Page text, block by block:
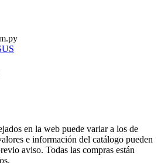
en la web puede variar a los de
e información del catálogo pueden
aviso. Todas las compras están